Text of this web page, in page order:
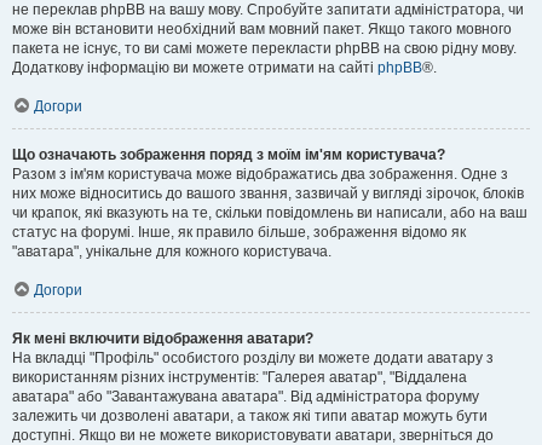
не переклав phpBB на вашу мову. Спробуйте запитати адміністратора, чи
може він встановити необхідний вам мовний пакет. Якщо такого мовного
пакета не існує, то ви самі можете перекласти phpBB на свою рідну мову.
Додаткову інформацію ви можете отримати на сайті phpBB®.
Догори
Що означають зображення поряд з моїм ім'ям користувача?
Разом з ім'ям користувача може відображатись два зображення. Одне з
них може відноситись до вашого звання, зазвичай у вигляді зірочок, блоків
чи крапок, які вказують на те, скільки повідомлень ви написали, або на ваш
статус на форумі. Інше, як правило більше, зображення відомо як
"аватара", унікальне для кожного користувача.
Догори
Як мені включити відображення аватари?
На вкладці "Профіль" особистого розділу ви можете додати аватару з
використанням різних інструментів: "Галерея аватар", "Віддалена
аватара" або "Завантажувана аватара". Від адміністратора форуму
залежить чи дозволені аватари, а також які типи аватар можуть бути
доступні. Якщо ви не можете використовувати аватари, зверніться до